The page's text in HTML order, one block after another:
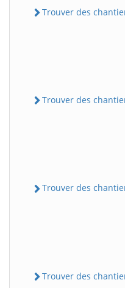
Trouver des
Trouver des
Trouver des
Trouver des